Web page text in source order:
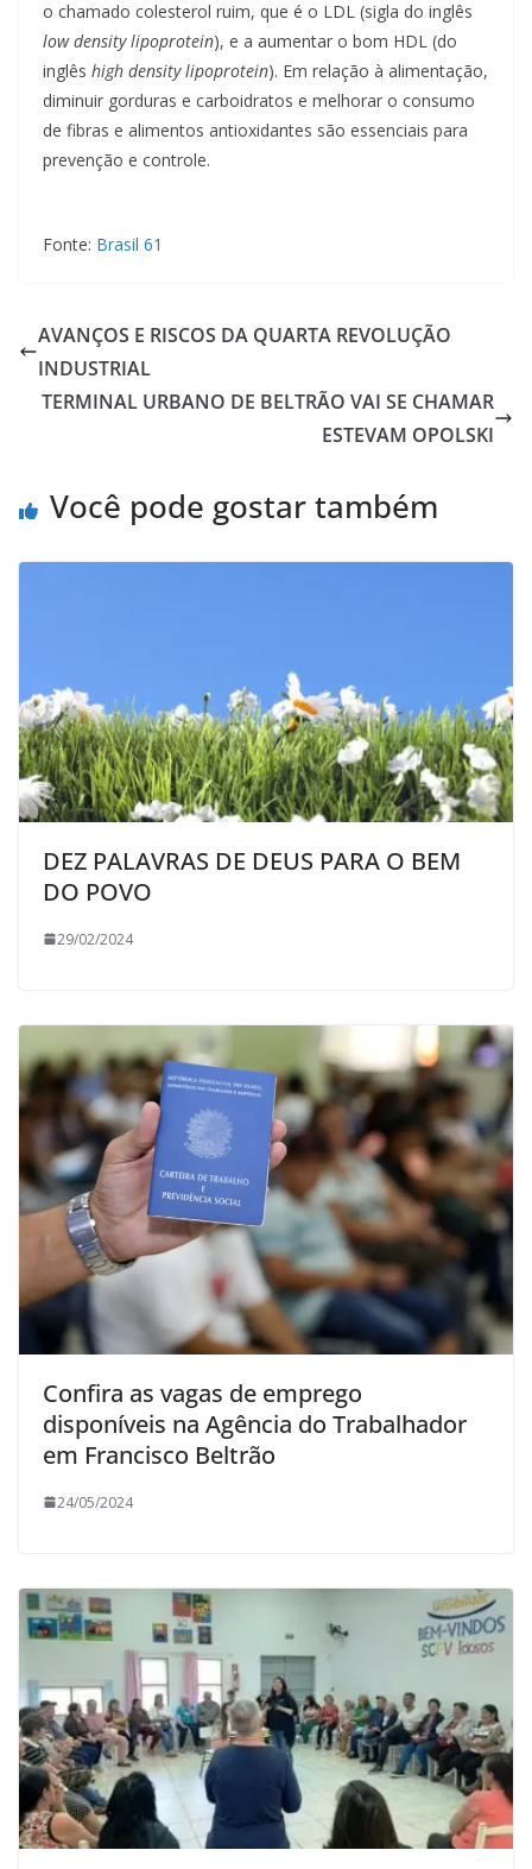
o chamado colesterol ruim, que é o LDL (sigla do inglês
low density lipoprotein), e a aumentar o bom HDL (do
inglês high density lipoprotein). Em relação à alimentação,
diminuir gorduras e carboidratos e melhorar o consumo
de fibras e alimentos antioxidantes são essenciais para
prevenção e controle.
Fonte: Brasil 61
AVANÇOS E RISCOS DA QUARTA REVOLUÇÃO
INDUSTRIAL
TERMINAL URBANO DE BELTRÃO VAI SE CHAMAR
ESTEVAM OPOLSKI
Você pode gostar também
DEZ PALAVRAS DE DEUS PARA O BEM
DO POVO
29/02/2024
Confira as vagas de emprego
disponíveis na Agência do Trabalhador
em Francisco Beltrão
24/05/2024